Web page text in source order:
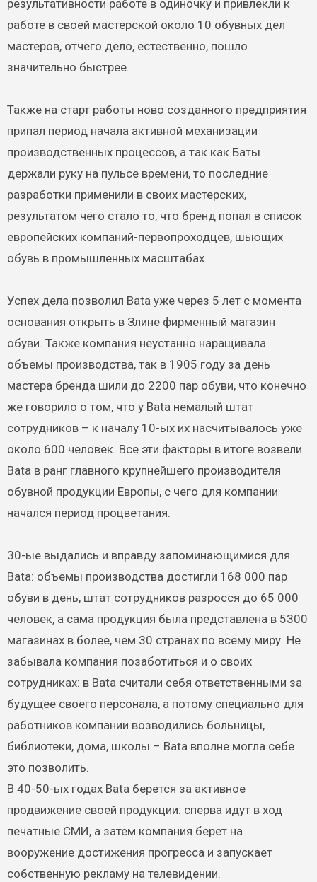
результативности работе в одиночку и привлекли к
работе в своей мастерской около 10 обувных дел
мастеров, отчего дело, естественно, пошло
значительно быстрее.
Также на старт работы ново созданного предприятия
припал период начала активной механизации
производственных процессов, а так как Баты
держали руку на пульсе времени, то последние
разработки применили в своих мастерских,
результатом чего стало то, что бренд попал в список
европейских компаний-первопроходцев, шьющих
обувь в промышленных масштабах.
Успех дела позволил Bata уже через 5 лет с момента
основания открыть в Злине фирменный магазин
обуви. Также компания неустанно наращивала
объемы производства, так в 1905 году за день
мастера бренда шили до 2200 пар обуви, что конечно
же говорило о том, что у Bata немалый штат
сотрудников – к началу 10-ых их насчитывалось уже
около 600 человек. Все эти факторы в итоге возвели
Bata в ранг главного крупнейшего производителя
обувной продукции Европы, с чего для компании
начался период процветания.
30-ые выдались и вправду запоминающимися для
Bata: объемы производства достигли 168 000 пар
обуви в день, штат сотрудников разросся до 65 000
человек, а сама продукция была представлена в 5300
магазинах в более, чем 30 странах по всему миру. Не
забывала компания позаботиться и о своих
сотрудниках: в Bata считали себя ответственными за
будущее своего персонала, а потому специально для
работников компании возводились больницы,
библиотеки, дома, школы – Bata вполне могла себе
это позволить.
В 40-50-ых годах Bata берется за активное
продвижение своей продукции: сперва идут в ход
печатные СМИ, а затем компания берет на
вооружение достижения прогресса и запускает
собственную рекламу на телевидении.